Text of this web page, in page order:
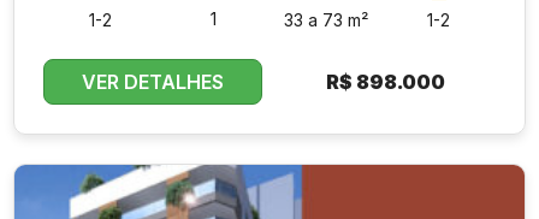
1-2 1 33 a 73 m² 1-2
VER DETALHES R$ 898.000